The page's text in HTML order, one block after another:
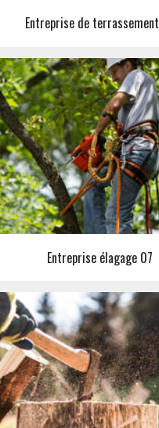
Entreprise de
Entreprise élagage 07